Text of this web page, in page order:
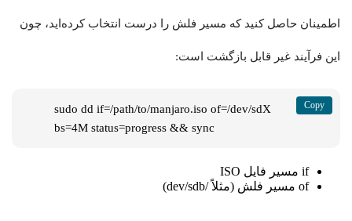
اطمینان حاصل کنید که مسیر فلش را درست انتخاب کرده‌اید، چون
این فرآیند غیر قابل بازگشت است:
sudo dd if=/path/to/manjaro.iso of=/dev/sdX
bs=4M status=progress && sync
if مسیر فایل ISO
of مسیر فلش (مثلاً/dev/sdb
)